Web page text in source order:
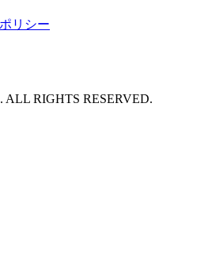
リシー
ALL RIGHTS RESERVED.